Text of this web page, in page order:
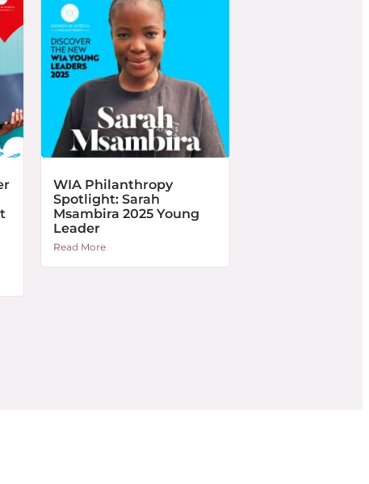
WIA Philanthropy
Spotlight: Sarah
Msambira 2025 Young
Leader
Read More